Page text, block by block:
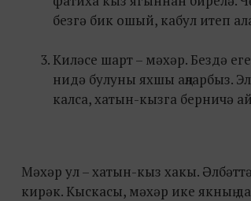
безгә бик ошый, кабул итеп
Киләсе шарт – мәхәр. Бездә
нидә булуны яхшы аңларбыз.
калса, хатын-кызга берничә
Мәхәр ул – хатын-кыз хакы.
кирәк. Кыскасы, мәхәр ике якның